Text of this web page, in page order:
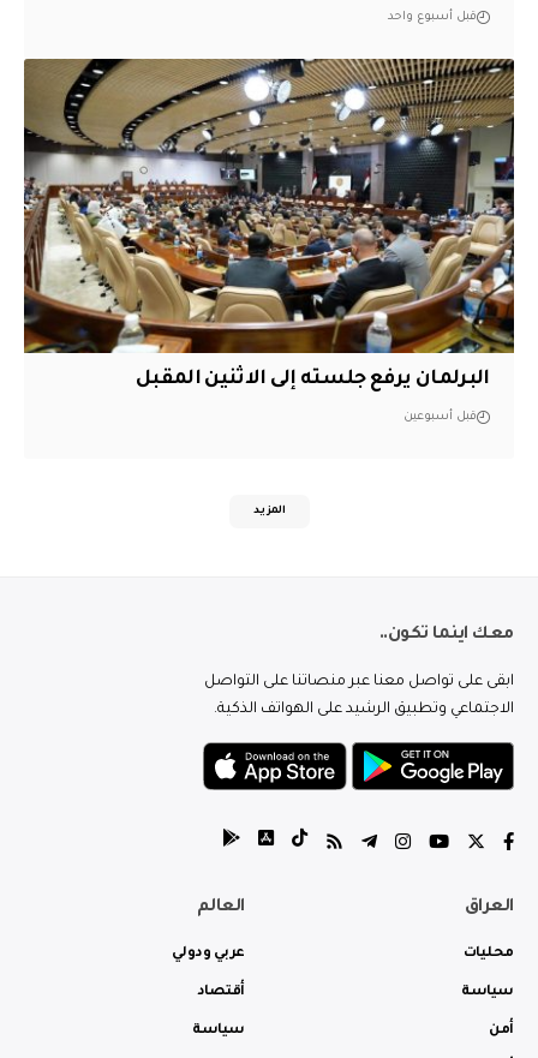
قبل أسبوع واحد
البرلمان يرفع جلسته إلى الاثنين المقبل
قبل أسبوعين
المزيد
معك اينما تكون..
ابقى على تواصل معنا عبر منصاتنا على التواصل
الاجتماعي وتطبيق الرشيد على الهواتف الذكية.
العراق
محليات
سياسة
أمن
العالم
عربي ودولي
أقتصاد
سياسة